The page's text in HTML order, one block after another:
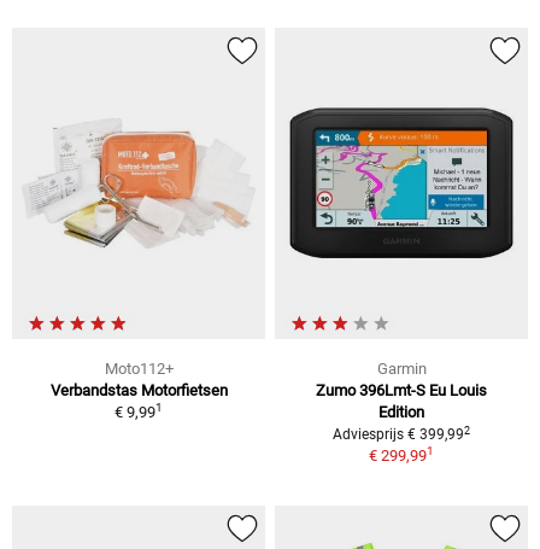
Moto112+
Verbandstas Motorfietsen
€ 9,991
Garmin
Zumo 396Lmt-S Eu Louis
Edition
Adviesprijs € 399,992
€ 299,991